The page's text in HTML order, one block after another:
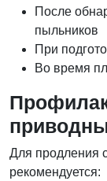
После
пыльников
При
Во время
Для продления
рекомендуется: